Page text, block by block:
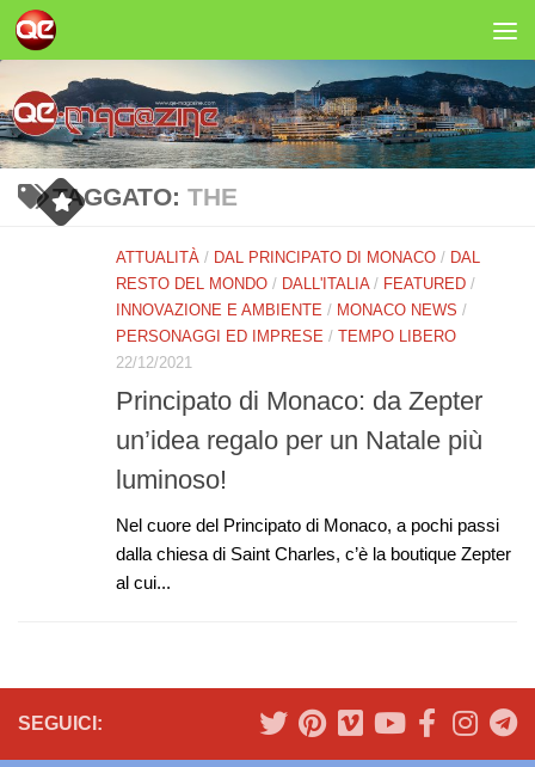
Salta al contenuto
TAGGATO: THE
ATTUALITÀ / DAL PRINCIPATO DI MONACO / DAL
RESTO DEL MONDO / DALL'ITALIA/ FEATURED /
INNOVAZIONE E AMBIENTE / MONACO NEWS /
PERSONAGGI ED IMPRESE / TEMPO LIBERO
22/12/2021
Principato di Monaco: da Zepter
un’idea regalo per un Natale più
luminoso!
Nel cuore del Principato di Monaco, a pochi passi
dalla chiesa di Saint Charles, c’è la boutique Zepter
al cui...
SEGUICI: